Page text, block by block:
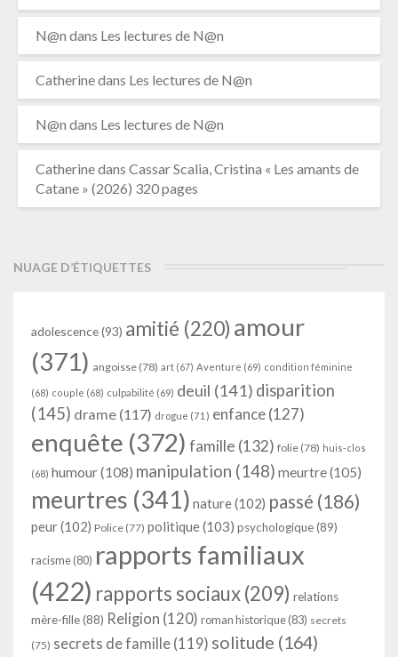
N@n dans Les lectures de N@n
Catherinedans Les lectures de N@n
N@n dans Les lectures de N@n
Catherinedans Cassar Scalia, Cristina « Les amants de
Catane » (2026) 320 pages
NUAGE D’ÉTIQUETTES
adolescence(93) amitié (220) amour
(371) angoisse (78) art (67) Aventure (69) condition féminine
(68) couple (68) culpabilité (69) deuil (141) disparition
(145) drame (117) drogue (71) enfance(127)
enquête (372) famille (132) folie (78) huis-clos
(68) humour(108) manipulation (148) meurtre(105)
meurtres (341) nature(102) passé (186)
peur(102) Police (77) politique(103) psychologique(89)
racisme (80) rapports familiaux
(422) rapports sociaux(209) relations
mère-fille(88) Religion (120) roman historique(83) secrets
(75) secrets de famille (119) solitude (164)